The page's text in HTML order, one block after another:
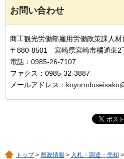
お問い合わせ
商工観光労働部雇用労働政策課人材
〒880-8501 宮崎県宮崎市橘通東2
電話： 0985-26-7107
ファクス：0985-32-3887
メールアドレス：
トップ> 県政情報 > 入札・調達・売却 >